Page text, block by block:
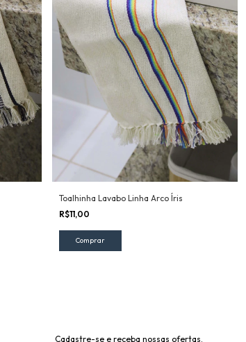
Toalhinha Lavabo Linha Arco Íris
R$11,00
Cadastre-se e receba nossas ofertas.